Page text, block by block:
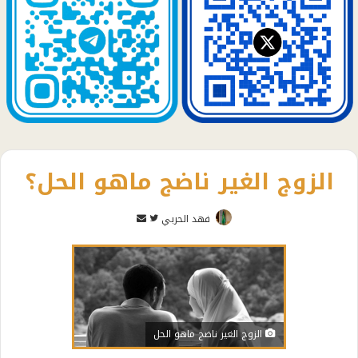
الزوج الغير ناضج ماهو الحل؟
فهد الحربي
تابع
تويتر
أرسل
إلكترونيا
الزوج الغير ناضج ماهو الحل